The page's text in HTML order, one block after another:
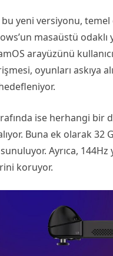
bu yeni versiyonu,
masaüstü
arayüzünü
oyunları
ise herhangi bir
Buna ek olarak 32
Ayrıca, 144Hz
koruyor.